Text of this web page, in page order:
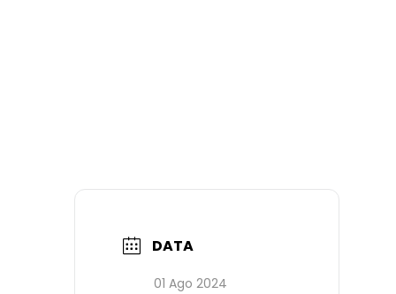
DATA
01 Ago 2024